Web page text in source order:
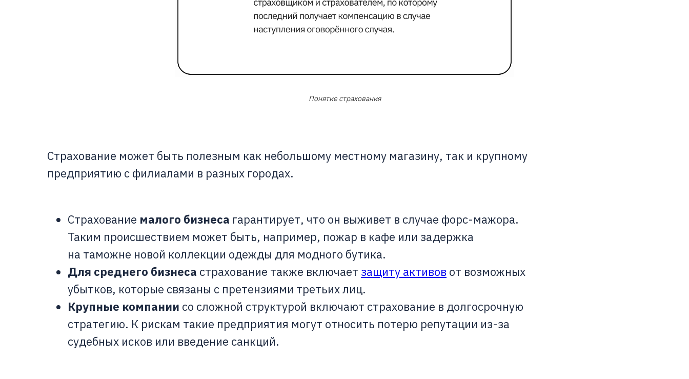
Понятие страхования
Страхование может быть полезным как небольшому местному магазину, так и крупному
предприятию с филиалами в разных городах.
Страхование малого бизнеса гарантирует, что он выживет в случае форс-мажора.
Таким происшествием может быть, например, пожар в кафе или задержка
на таможне новой коллекции одежды для модного бутика.
Для среднего бизнеса страхование также включает защиту активов от возможных
убытков, которые связаны с претензиями третьих лиц.
Крупные компании со сложной структурой включают страхование в долгосрочную
стратегию. К рискам такие предприятия могут относить потерю репутации из-за
судебных исков или введение санкций.